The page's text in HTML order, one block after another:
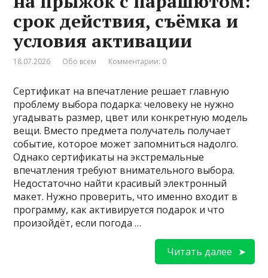
срок действия, съёмка и
условия активации
18.07.2026 Обо всем Комментарии: 0
Сертификат на впечатление решает главную
проблему выбора подарка: человеку не нужно
угадывать размер, цвет или конкретную модель
вещи. Вместо предмета получатель получает
событие, которое может запомниться надолго.
Однако сертификаты на экстремальные
впечатления требуют внимательного выбора.
Недостаточно найти красивый электронный
макет. Нужно проверить, что именно входит в
программу, как активируется подарок и что
произойдёт, если погода …
Читать далее